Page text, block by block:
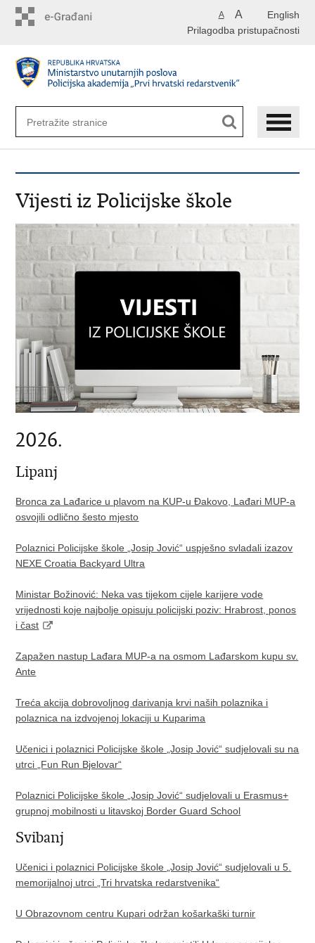
English
A A
Prilagodba pristupačnosti
Vijesti iz Policijske škole
2026.
Lipanj
Bronca za Lađarice u plavom na KUP-u Đakovo, Lađari MUP-a
osvojili odlično šesto mjesto
Polaznici Policijske škole „Josip Jović“ uspješno svladali izazov
NEXE Croatia Backyard Ultra
Ministar Božinović: Neka vas tijekom cijele karijere vode
vrijednosti koje najbolje opisuju policijski poziv: Hrabrost, ponos
i čast
Zapažen nastup Lađara MUP-a na osmom Lađarskom kupu sv.
Ante
Treća akcija dobrovoljnog darivanja krvi naših polaznika i
polaznica na izdvojenoj lokaciji u Kuparima
Učenici i polaznici Policijske škole „Josip Jović“ sudjelovali su na
utrci „Fun Run Bjelovar“
Polaznici Policijske škole „Josip Jović“ sudjelovali u Erasmus+
grupnoj mobilnosti u litavskoj Border Guard School
Svibanj
Učenici i polaznici Policijske škole „Josip Jović“ sudjelovali u 5.
memorijalnoj utrci „Tri hrvatska redarstvenika“
U Obrazovnom centru Kupari održan košarkaški turnir